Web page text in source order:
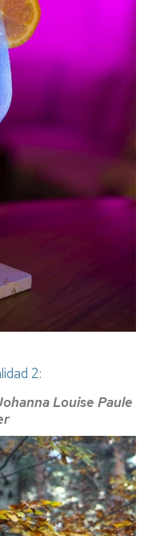
2:
Louise Paule